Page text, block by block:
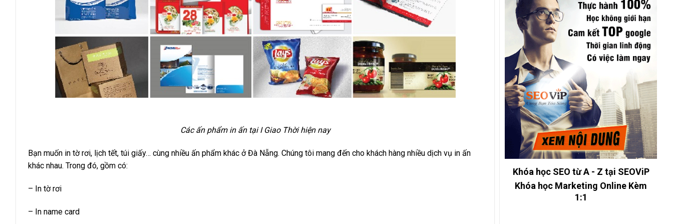
Các ấn phẩm in ấn tại I Giao Thời hiện nay
Bạn muốn in tờ rơi, lịch tết, túi giấy… cùng nhiều ấn phẩm khác ở Đà Nẵng. Chúng tôi mang đến cho khách hàng nhiều dịch vụ in ấn
khác nhau. Trong đó, gồm có:
– In tờ rơi
– In name card
Khóa học SEO từ A - Z tại SEOViP
Khóa học Marketing Online Kèm
1:1